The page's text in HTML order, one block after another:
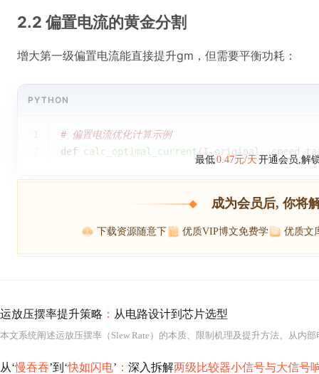
2.2 偏置电流的黄金分割
增大第一级偏置电流能直接提升gm，但需要平衡功耗：
PYTHON
# 偏置电流优化计算示例
def calc_optimal_current ( I_original,
最低0.47元/天 开通会员,解
成为会员后, 你将
下载资源随意下 优质VIP博文免费学 优质文
运放压摆率提升策略 ： 从电路设计到芯片选型
本文系统阐述运放压摆率（Slew Rate）的本质、限制机理及提升方法。从内部
从‘慢吞吞’到‘快如闪电’ ： 深入拆解两级比较器小信号与大信号